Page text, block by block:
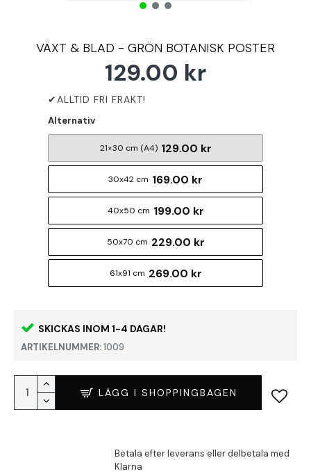
VÄXT & BLAD - GRÖN BOTANISK POSTER
SKICKAS INOM 1-4 DAGAR!
ARTIKELNUMMER:1009
129.00 kr
Alternativ
21×30 cm (A4) 129.00 kr
30x42 cm 169.00 kr
40x50 cm 199.00 kr
50x70 cm 229.00 kr
61x91 cm 269.00 kr
LÄGG I SHOPPINGBAGEN